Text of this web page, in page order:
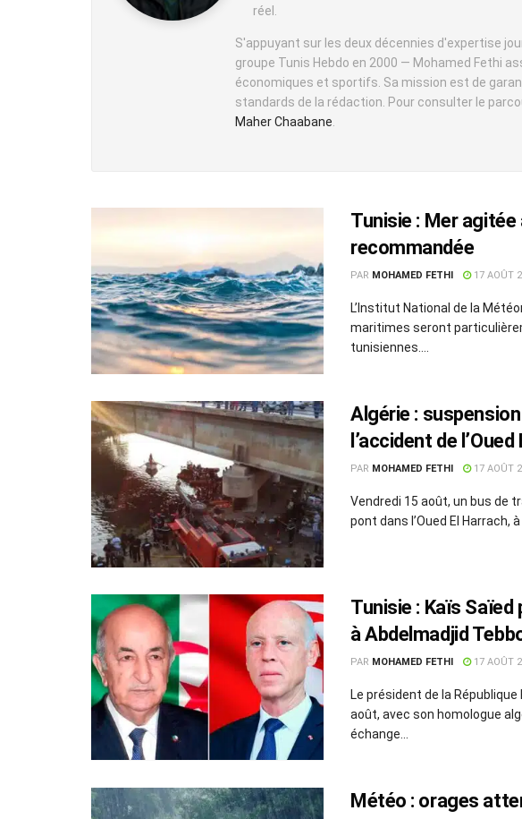
réel.
S'appuyant sur les deux décennies d'expertise
groupe Tunis Hebdo en 2000 — Mohamed Fethi
économiques et sportifs. Sa mission est de
standards de la rédaction. Pour consulter le
Maher Chaabane
Tunisie : Mer
recommandée
PAR MOHAMED FETHI 17 AOÛT
L’Institut National de la
maritimes seront
tunisiennes....
Algérie :
l’accident de
PAR MOHAMED FETHI 17 AOÛT
Vendredi 15 août, un bus de
pont dans l’Oued El Harrach, à
Tunisie : Kaïs
à Abdelmadjid
Harrach
PAR MOHAMED FETHI 17 AOÛT
Le président de la
août, avec son homologue
échange...
Météo : orages